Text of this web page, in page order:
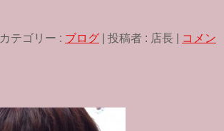
カテゴリー : ブログ 投稿者 : 店長
コメン